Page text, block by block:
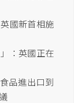
國新首相施
：英國正在
品進出口到